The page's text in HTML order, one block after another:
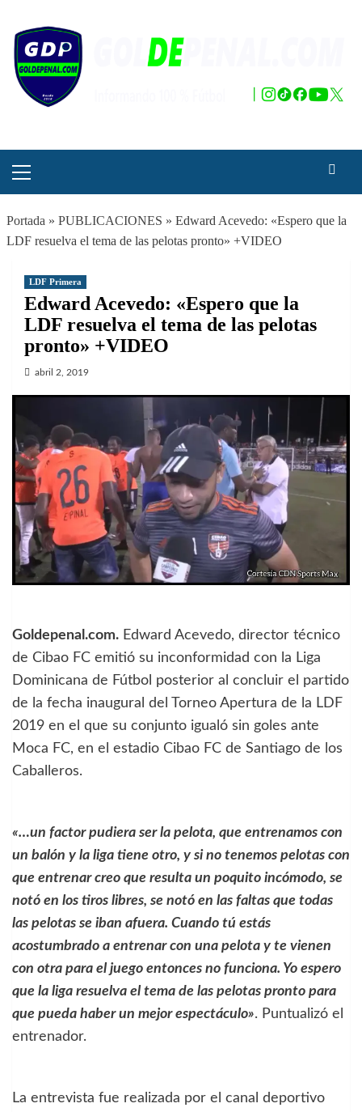
contenido
principal
Portada » PUBLICACIONES » Edward Acevedo: «Espero que la
LDF resuelva el tema de las pelotas pronto» +VIDEO
LDF Primera
Edward Acevedo: «Espero que la
LDF resuelva el tema de las pelotas
pronto» +VIDEO
abril 2, 2019
Goldepenal.com. Edward Acevedo, director técnico
de Cibao FC emitió su inconformidad con la Liga
Dominicana de Fútbol posterior al concluir el partido
de la fecha inaugural del Torneo Apertura de la LDF
2019 en el que su conjunto igualó sin goles ante
Moca FC, en el estadio Cibao FC de Santiago de los
Caballeros.
«…un factor pudiera ser la pelota, que entrenamos con
un balón y la liga tiene otro, y si no tenemos pelotas con
que entrenar creo que resulta un poquito incómodo, se
notó en los tiros libres, se notó en las faltas que todas
las pelotas se iban afuera. Cuando tú estás
acostumbrado a entrenar con una pelota y te vienen
con otra para el juego entonces no funciona. Yo espero
que la liga resuelva el tema de las pelotas pronto para
que pueda haber un mejor espectáculo». Puntualizó el
entrenador.
La entrevista fue realizada por el canal deportivo